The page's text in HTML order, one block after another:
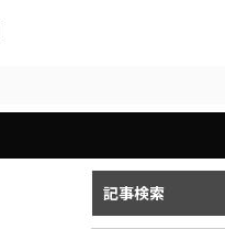
記事検索